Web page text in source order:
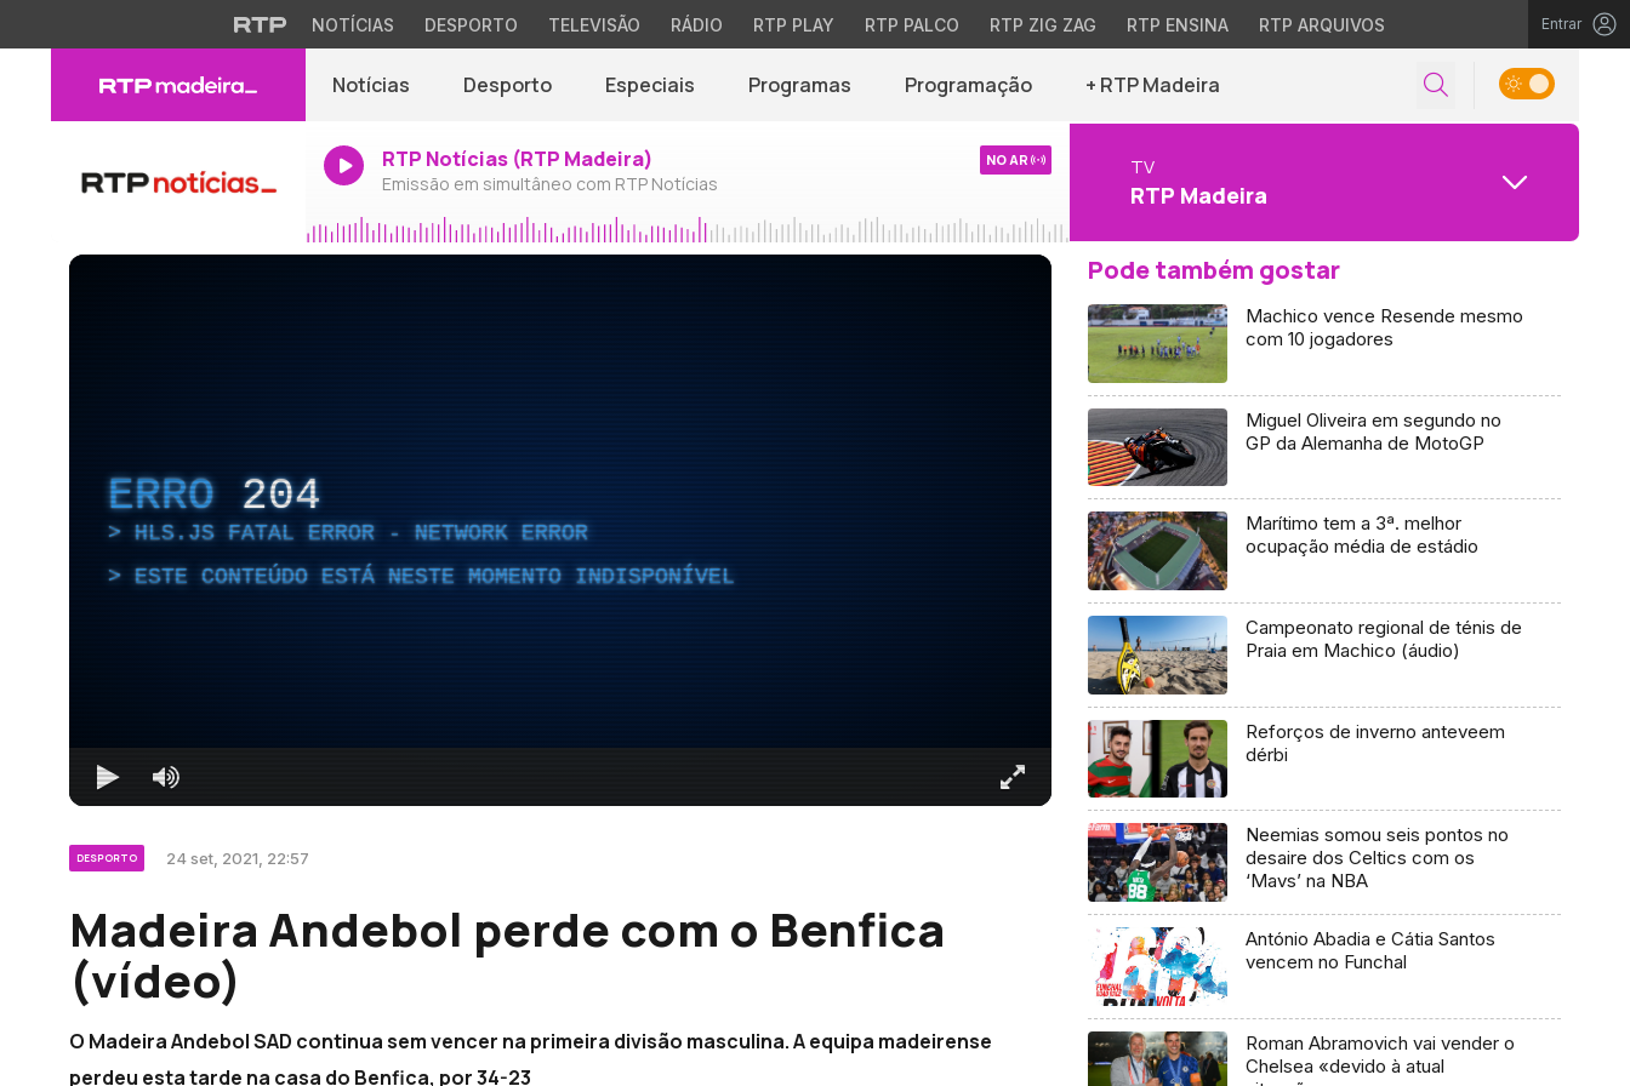
NOTÍCIAS DESPORTO TELEVISÃO RÁDIO RTP PLAY RTP PALCO RTP ZIG ZAG RTP ENSINA RTP ARQUIVOS Entrar
Notícias Desporto Especiais Programas Programação + RTP Madeira
RTP Notícias (RTP Madeira)
Emissão em simultâneo com RTP Notícias
NO AR TV
RTP Madeira
ERRO 204
HLS.JS FATAL ERROR - NETWORK ERROR
ESTE CONTEÚDO ESTÁ NESTE MOMENTO INDISPONÍVEL
DESPORTO 24 set, 2021, 22:57
Madeira Andebol perde com o Benfica
(vídeo)
O Madeira Andebol SAD continua sem vencer na primeira divisão masculina. A equipa madeirense
perdeu esta tarde na casa do Benfica, por 34-23
Pode também gostar
Machico vence Resende mesmo
com 10 jogadores
Miguel Oliveira em segundo no
GP da Alemanha de MotoGP
Marítimo tem a 3ª. melhor
ocupação média de estádio
Campeonato regional de ténis de
Praia em Machico (áudio)
Reforços de inverno anteveem
dérbi
Neemias somou seis pontos no
desaire dos Celtics com os
‘Mavs’ na NBA
António Abadia e Cátia Santos
vencem no Funchal
Roman Abramovich vai vender o
Chelsea «devido à atual